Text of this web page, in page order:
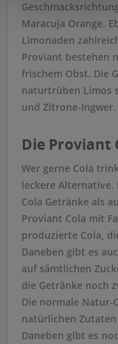
Maracuja Orange.
Limonaden
Proviant bestehen
frischem Obst. Die
naturtrüben Limos
und Zitrone-Ingwer.
Die Proviant
Wer gerne Cola
leckere Alternative.
Cola Getränke als
Proviant Cola mit
produzierte Cola,
Daneben gibt es
auf sämtlichen
die Getränke noch
Die normale Natur-
natürlichen
Daneben gibt es